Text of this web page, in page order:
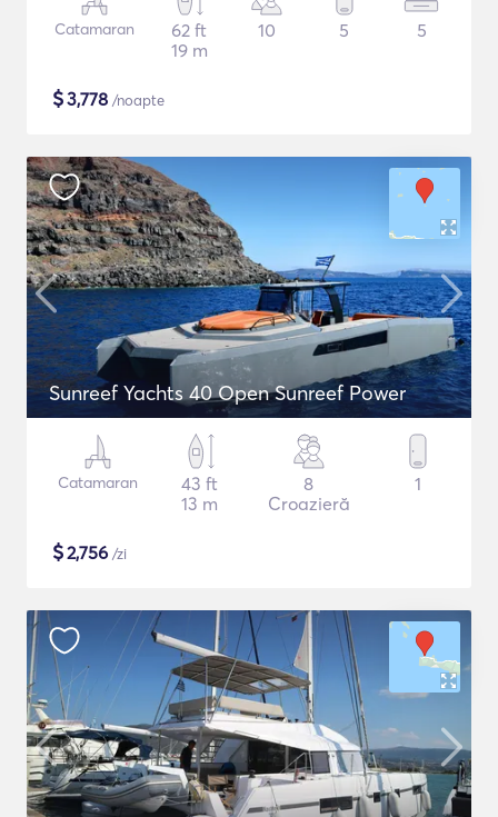
Catamaran
62 ft
19 m
10 5 5
$3,778 /noapte
Sunreef Yachts 40 Open Sunreef Power
Catamaran
43 ft
13 m
8
Croazieră
1
$2,756 /zi